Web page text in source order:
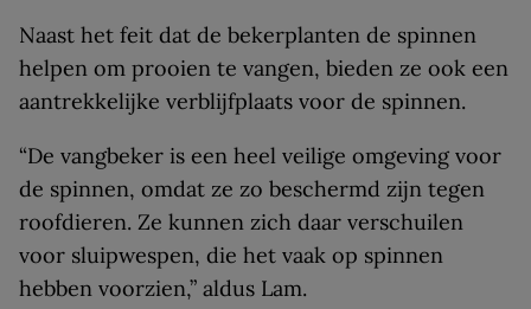
Naast het feit dat de bekerplanten de spinnen
helpen om prooien te vangen, bieden ze ook een
aantrekkelijke verblijfplaats voor de spinnen.
“De vangbeker is een heel veilige omgeving voor
de spinnen, omdat ze zo beschermd zijn tegen
roofdieren. Ze kunnen zich daar verschuilen
voor sluipwespen, die het vaak op spinnen
hebben voorzien,” aldus Lam.